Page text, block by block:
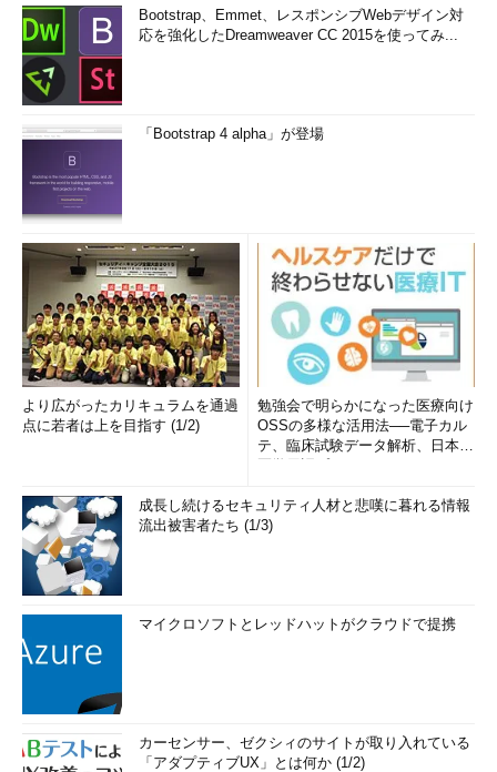
Bootstrap、Emmet、レスポンシブWebデザイン対
応を強化したDreamweaver CC 2015を使ってみ...
「Bootstrap 4 alpha」が登場
より広がったカリキュラムを通過
点に若者は上を目指す (1/2)
勉強会で明らかになった医療向け
OSSの多様な活用法──電子カル
テ、臨床試験データ解析、日本語
成長し続けるセキュリティ人材と悲嘆に暮れる情報
流出被害者たち (1/3)
マイクロソフトとレッドハットがクラウドで提携
カーセンサー、ゼクシィのサイトが取り入れている
「アダプティブUX」とは何か (1/2)